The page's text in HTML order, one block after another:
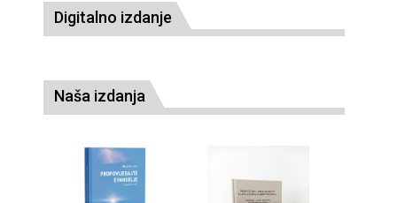
Digitalno izdanje
Naša izdanja